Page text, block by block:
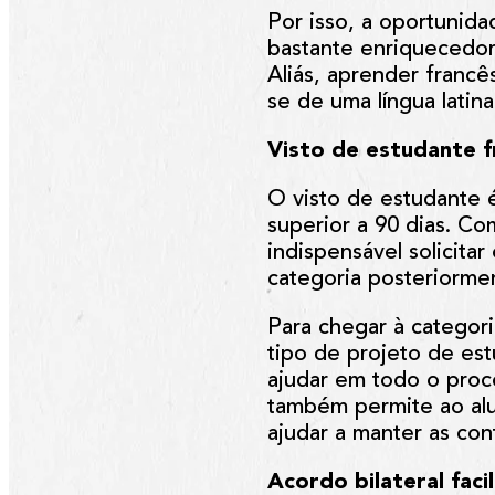
Por isso, a
bastante
Aliás, aprender
se de uma língua
Visto de estudante
O visto de estudante
superior a 90 dias.
indispensável
categoria
Para chegar à
tipo de projeto de
ajudar em todo o
também permite ao
ajudar a manter as
Acordo bilateral